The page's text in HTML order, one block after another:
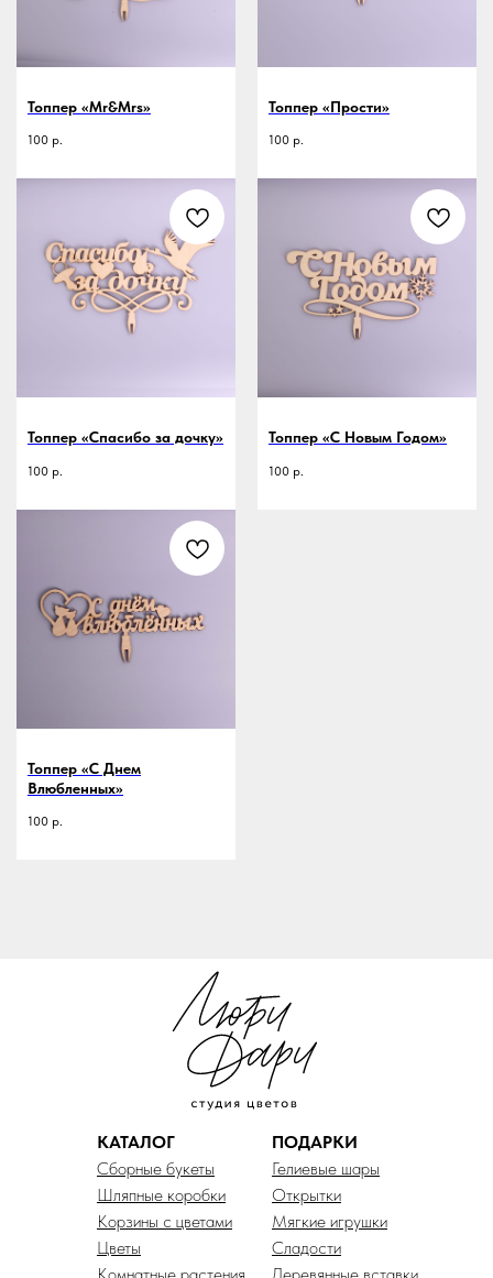
Топпер «Mr&Mrs»
100 р.
Топпер «Прости»
100 р.
Топпер «Спасибо за дочку»
100 р.
Топпер «С Новым Годом»
100 р.
Топпер «С Днем
Влюбленных»
100 р.
КАТАЛОГ
Сборные букеты
Шляпные коробки
Корзины с цветами
Цветы
ПОДАРКИ
Гелиевые шары
Открытки
Мягкие игрушки
Сладости